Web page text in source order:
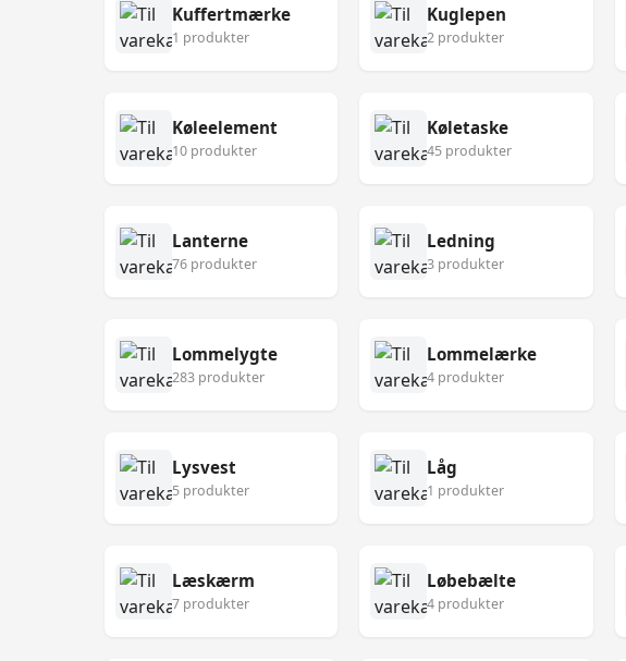
Kuffertmærke
1 produkter
Kuglepen
2 produkter
Køleelement
10 produkter
Køletaske
45 produkter
Lanterne
76 produkter
Ledning
3 produkter
Lommelygte
283 produkter
Lommelærke
4 produkter
Lysvest
5 produkter
Låg
1 produkter
Læskærm
7 produkter
Løbebælte
4 produkter